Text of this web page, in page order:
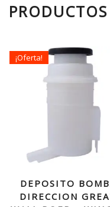
¡Oferta!
DEPOSITO
DIRECCION